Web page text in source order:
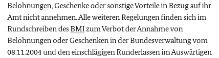
Belohnungen, Geschenke oder sonstige Vorteile in Bezug auf ihr
Amt nicht annehmen. Alle weiteren Regelungen finden sich im
Rundschreiben desBMIzum Verbot der Annahme von
Belohnungen oder Geschenken in der Bundesverwaltung vom
08.11.2004 und den einschlägigen Runderlassen im Auswärtigen